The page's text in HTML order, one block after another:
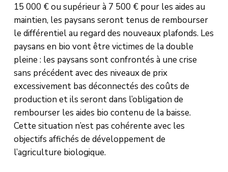
15 000 € ou supérieur à 7 500 € pour les aides au
maintien, les paysans seront tenus de rembourser
le différentiel au regard des nouveaux plafonds. Les
paysans en bio vont être victimes de la double
pleine : les paysans sont confrontés à une crise
sans précédent avec des niveaux de prix
excessivement bas déconnectés des coûts de
production et ils seront dans l’obligation de
rembourser les aides bio contenu de la baisse.
Cette situation n’est pas cohérente avec les
objectifs affichés de développement de
l’agriculture biologique.